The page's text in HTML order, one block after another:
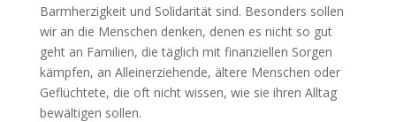
Barmherzigkeit und Solidarität sind. Besonders sollen
wir an die Menschen denken, denen es nicht so gut
geht an Familien, die täglich mit finanziellen Sorgen
kämpfen, an Alleinerziehende, ältere Menschen oder
Geflüchtete, die oft nicht wissen, wie sie ihren Alltag
bewältigen sollen.